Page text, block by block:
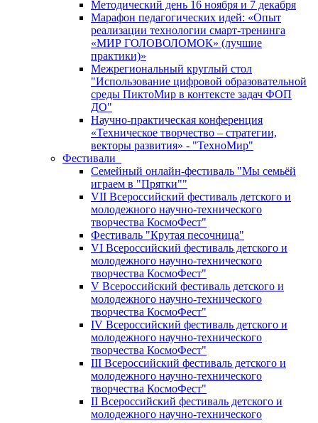
Методический день 16 ноября и 7 декабря
Марафон педагогических идей: «Опыт
реализации технологии смарт-тренинга
«МИР ГОЛОВОЛОМОК» (лучшие
практики)»
Межрегиональный круглый стол
"Использование цифровой образовательной
среды ПиктоМир в контексте задач ФОП
ДО"
Научно-практическая конференция
«Техническое творчество – стратегии,
векторы развития» - "ТехноМир"
Фестивали
Семейный онлайн-фестиваль "Мы семьёй
играем в "Прятки""
VII Всероссийский фестиваль детского и
молодежного научно-технического
творчества КосмоФест"
Фестиваль "Крутая песочница"
VI Всероссийский фестиваль детского и
молодежного научно-технического
творчества КосмоФест"
V Всероссийский фестиваль детского и
молодежного научно-технического
творчества КосмоФест"
IV Всероссийский фестиваль детского и
молодежного научно-технического
творчества КосмоФест"
III Всероссийский фестиваль детского и
молодежного научно-технического
творчества КосмоФест"
II Всероссийский фестиваль детского и
молодежного научно-технического